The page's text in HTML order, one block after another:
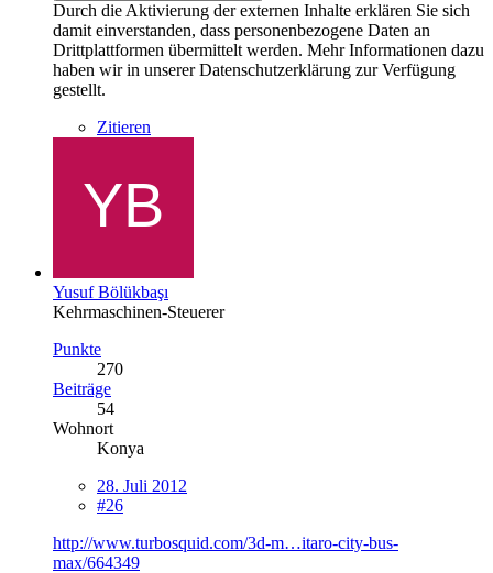
Durch die Aktivierung der externen Inhalte erklären Sie sich
damit einverstanden, dass personenbezogene Daten an
Drittplattformen übermittelt werden. Mehr Informationen dazu
haben wir in unserer Datenschutzerklärung zur Verfügung
gestellt.
Zitieren
Yusuf Bölükbaşı
Kehrmaschinen-Steuerer
Punkte
270
Beiträge
54
Wohnort
Konya
28. Juli 2012
#26
http://www.turbosquid.com/3d-m…itaro-city-bus-
max/664349